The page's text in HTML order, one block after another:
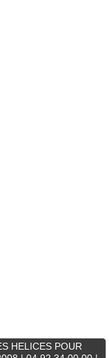
HELICES POUR